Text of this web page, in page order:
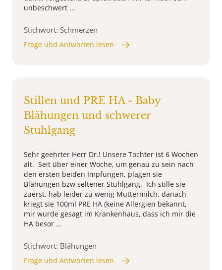
unbeschwert ...
Stichwort: Schmerzen
Frage und Antworten lesen
Stillen und PRE HA - Baby
Blähungen und schwerer
Stuhlgang
Sehr geehrter Herr Dr.! Unsere Tochter ist 6 Wochen
alt. Seit über einer Woche, um genau zu sein nach
den ersten beiden Impfungen, plagen sie
Blähungen bzw seltener Stuhlgang. Ich stille sie
zuerst, hab leider zu wenig Muttermilch, danach
kriegt sie 100ml PRE HA (keine Allergien bekannt,
mir wurde gesagt im Krankenhaus, dass ich mir die
HA besor ...
Stichwort: Blähungen
Frage und Antworten lesen